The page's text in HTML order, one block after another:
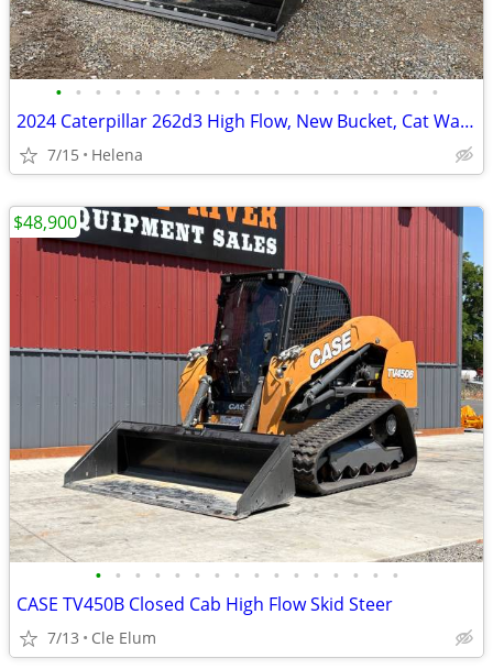
• • • • • • • • • • • • • • • • • • • •
2024 Caterpillar 262d3 High Flow, New Bucket, Cat Warranty
7/15 Helena
• • • • • • • • • • • • • • • •
CASE TV450B Closed Cab High Flow Skid Steer
7/13 Cle Elum
$48,900